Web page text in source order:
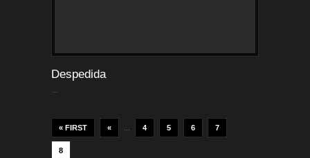
Despedida
...
« FIRST « ... 4 5 6 7
8